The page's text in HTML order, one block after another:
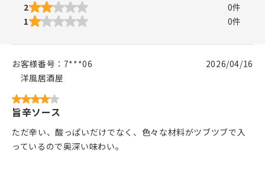
2 0件
1
0件
お客様番号： 7***06
洋風居酒屋
2026/04/16
旨辛ソース
ただ辛い、酸っぱいだけでなく、色々な材料がツブツブで入
っているので奥深い味わい。